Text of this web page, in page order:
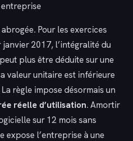
Pour les exercices
2017, l’intégralité du
plus être déduite sur une
valeur unitaire est inférieure
règle impose désormais un
réelle d’utilisation. Amortir
sur 12 mois sans
expose l’entreprise à une